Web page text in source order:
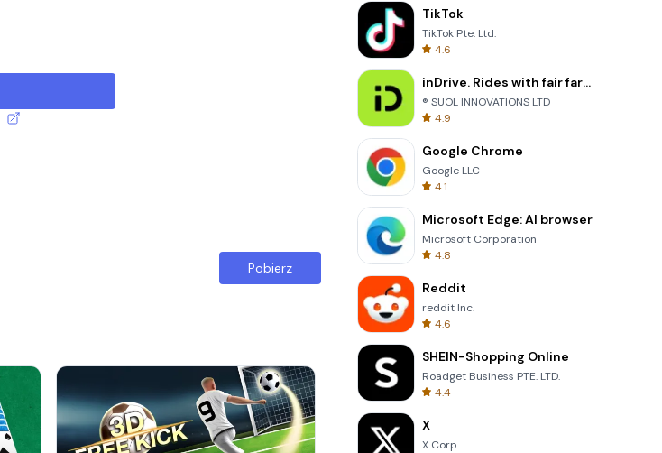
Pobierz
TikTok
TikTok Pte. Ltd.
4.6
inDrive. Rides with fair fares
® SUOL INNOVATIONS LTD
4.9
Google Chrome
Google LLC
4.1
Microsoft Edge: AI browser
Microsoft Corporation
4.8
Reddit
reddit Inc.
4.6
SHEIN-Shopping Online
Roadget Business PTE. LTD.
4.4
X
X Corp.